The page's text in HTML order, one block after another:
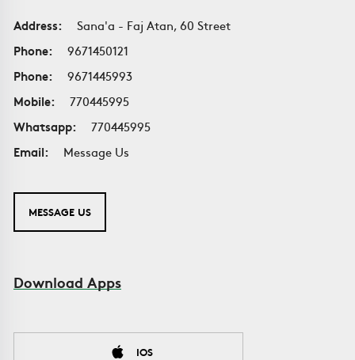
Address:
Sana'a - Faj Atan, 60 Street
Phone:
9671450121
Phone:
9671445993
Mobile:
770445995
Whatsapp:
770445995
Email:
Message Us
MESSAGE US
Download Apps
IOS